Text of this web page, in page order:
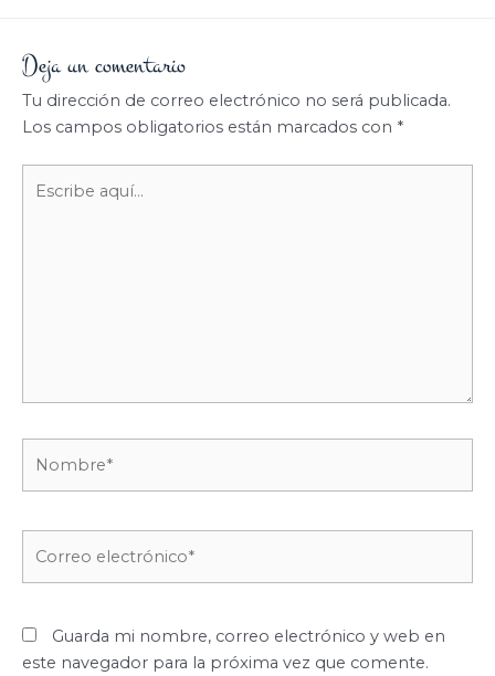
Deja un comentario
Tu dirección de correo electrónico no será publicada.
Los campos obligatorios están marcados con *
aquí...
Guarda mi nombre, correo electrónico y web en
este navegador para la próxima vez que comente.